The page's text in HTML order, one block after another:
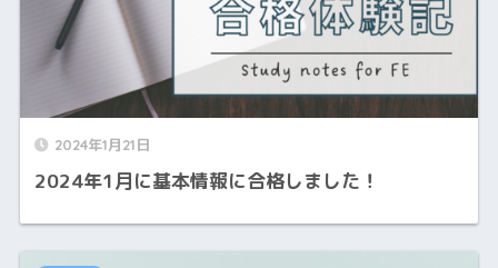
2024年1月21日
2024年1月に基本情報に合格しました！